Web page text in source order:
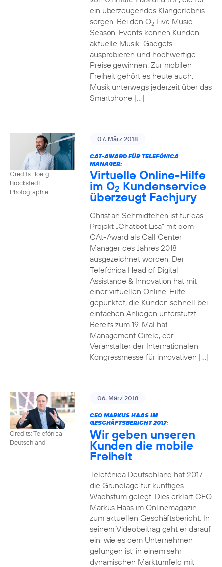
ein überzeugendes Klangerlebnis
sorgen. Bei den O2Live Music
Season-Events können Kunden
aktuelle Musik-Gadgets
ausprobieren und hochwertige
Preise gewinnen. Zur mobilen
Freiheit gehört es heute auch,
Musik unterwegs jederzeit über das
Smartphone […]
Credits: Joerg
Brockstedt
Photographie
07. März 2018
CAT-AWARD FÜR TELEFÓNICA
MANAGER:
Virtuelle Online-Hilfe
im O2 Kundenservice
überzeugt Fachjury
Christian Schmidtchen ist für das
Projekt „Chatbot Lisa“ mit dem
CAt-Award als Call Center
Manager des Jahres 2018
ausgezeichnet worden. Der
Telefónica Head of Digital
Assistance & Innovation hat mit
einer virtuellen Online-Hilfe
gepunktet, die Kunden schnell bei
einfachen Anliegen unterstützt.
Bereits zum 19. Mal hat
Management Circle, der
Veranstalter der Internationalen
Kongressmesse für innovativen […]
Credits: Telefónica
Deutschland
06. März 2018
CEO MARKUS HAAS IM
GESCHÄFTSBERICHT 2017:
Wir geben unseren
Kunden die mobile
Freiheit
Telefónica Deutschland hat 2017
die Grundlage für künftiges
Wachstum gelegt. Dies erklärt CEO
Markus Haas im Onlinemagazin
zum aktuellen Geschäftsbericht. In
seinem Videobeitrag geht er darauf
ein, wie es dem Unternehmen
gelungen ist, in einem sehr
dynamischen Marktumfeld mit